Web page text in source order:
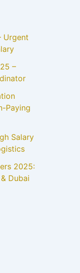
Urgent
–
Paying
Salary
2025:
Dubai